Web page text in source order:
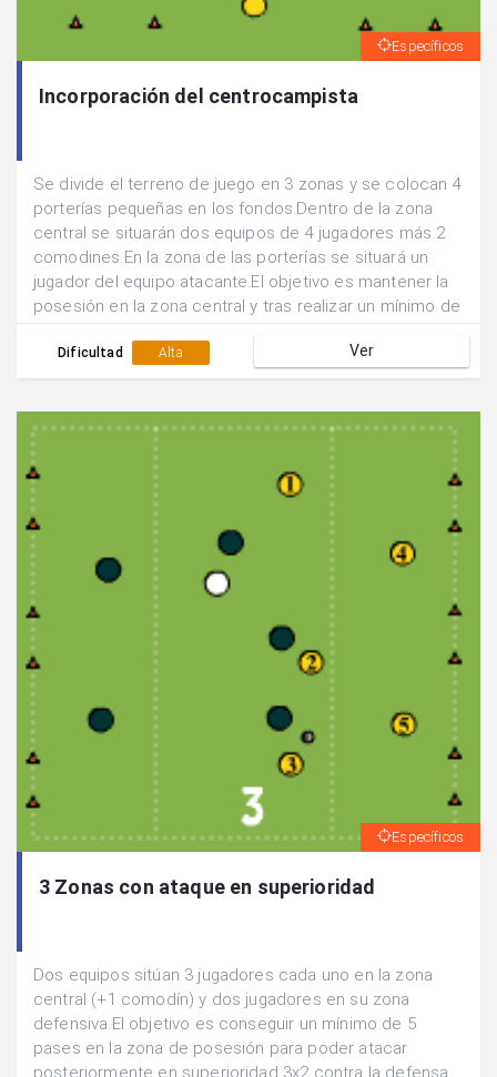
Específicos
Incorporación del centrocampista
Se divide el terreno de juego en 3 zonas y se colocan 4
porterías pequeñas en los fondos.Dentro de la zona
central se situarán dos equipos de 4 jugadores más 2
comodines.En la zona de las porterías se situará un
jugador del equipo atacante.El objetivo es mantener la
posesión en la zona central y tras realizar un mínimo de
balón y se efectúe un tiro desde fuera del área por
parte de uno de los centrocampistas.
Dificultad Alta Ver
Específicos
3 Zonas con ataque en superioridad
Dos equipos sitúan 3 jugadores cada uno en la zona
central (+1 comodín) y dos jugadores en su zona
defensiva.El objetivo es conseguir un mínimo de 5
pases en la zona de posesión para poder atacar
posteriormente en superioridad 3x2 contra la defensa